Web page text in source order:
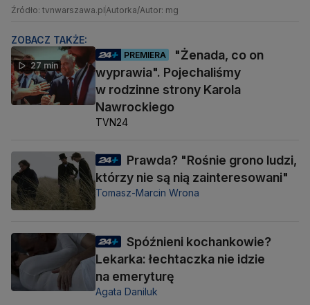
Źródło: tvnwarszawa.plAutorka/Autor: mg
ZOBACZ TAKŻE:
27 min
PREMIERA
"Żenada, co on
wyprawia". Pojechaliśmy
w rodzinne strony Karola
Nawrockiego
TVN24
Prawda? "Rośnie grono ludzi,
którzy nie są nią zainteresowani"
Tomasz-Marcin Wrona
Spóźnieni kochankowie?
Lekarka: łechtaczka nie idzie
na emeryturę
Agata Daniluk